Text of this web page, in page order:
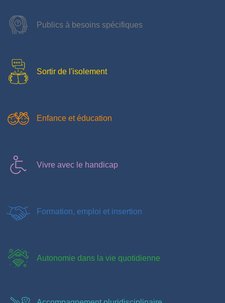
Publics à besoins spécifiques
Sortir de l'isolement
Enfance et éducation
Vivre avec le handicap
Formation, emploi et insertion
Autonomie dans la vie quotidienne